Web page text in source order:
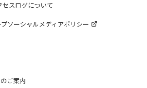
スログについて
ソーシャルメディアポリシー
ご案内